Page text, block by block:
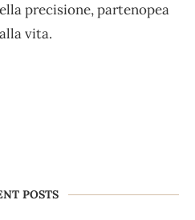
precisione, partenopea
vita.
POSTS